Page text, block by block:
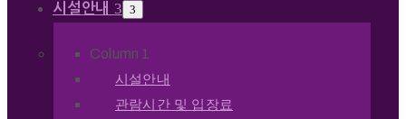
시설안내
Column 1
시설안내
관람시간 및 입장료